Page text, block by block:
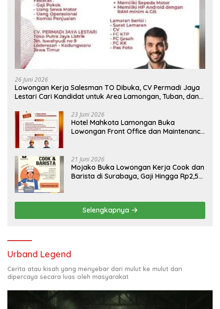
26 Juni 2026
Lowongan Kerja Salesman TO Dibuka, CV Permadi Jaya
Lestari Cari Kandidat untuk Area Lamongan, Tuban, dan
23 Juni 2026
Hotel Mahkota Lamongan Buka
Lowongan Front Office dan Maintenance
21 Juni 2026
Mojako Buka Lowongan Kerja Cook dan
Barista di Surabaya, Gaji Hingga Rp2,5
Selengkapnya
Urband Legend
Cerita atau kisah yang menyebar dari mulut ke mulut dan
dipercaya secara luas oleh masyarakat